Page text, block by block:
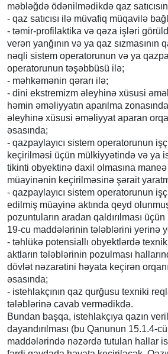
məbləğdə ödənilmədikdə qaz
- qaz satıcısı ilə müvafiq müqavilə
- təmir-profilaktika və qəza işləri
verən yanğının və ya qaz sızmasının
nəqli sistem operatorunun və ya
operatorunun təşəbbüsü ilə;
- məhkəmənin qərarı ilə;
- dini ekstremizm əleyhinə xüsusi
həmin əməliyyatın aparılma
əleyhinə xüsusi əməliyyat aparan
əsasında;
- qazpaylayıcı sistem operatorunun
keçirilməsi üçün mülkiyyətində və ya
tikinti obyektinə daxil olmasına
müayinənin keçirilməsinə şərait
- qazpaylayıcı sistem operatorunun
edilmiş müayinə aktında qeyd
pozuntuların aradan qaldırılması
19-cu maddələrinin tələblərini yerinə
- təhlükə potensiallı obyektlərdə
aktların tələblərinin pozulması
dövlət nəzarətini həyata keçirən
əsasında;
- istehlakçının qaz qurğusu texniki
tələblərinə cavab vermədikdə.
Bundan başqa, istehlakçıya qazın
dayandırılması (bu Qanunun 15.1.4-
maddələrində nəzərdə tutulan hallar